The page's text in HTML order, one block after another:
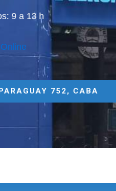
9 a 13 h
752, CABA